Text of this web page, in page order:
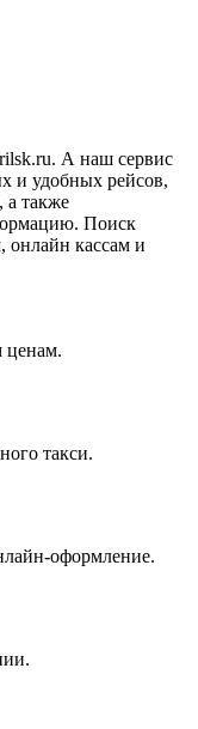
А наш сервис
и удобных рейсов,
также
Поиск
онлайн кассам и
ценам.
такси.
оформление.